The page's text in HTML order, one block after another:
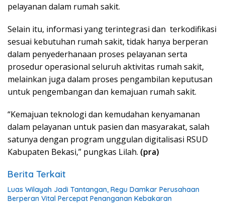
pelayanan dalam rumah sakit.
Selain itu, informasi yang terintegrasi dan terkodifikasi
sesuai kebutuhan rumah sakit, tidak hanya berperan
dalam penyederhanaan proses pelayanan serta
prosedur operasional seluruh aktivitas rumah sakit,
melainkan juga dalam proses pengambilan keputusan
untuk pengembangan dan kemajuan rumah sakit.
“Kemajuan teknologi dan kemudahan kenyamanan
dalam pelayanan untuk pasien dan masyarakat, salah
satunya dengan program unggulan digitalisasi RSUD
Kabupaten Bekasi,” pungkas Lilah. (pra)
Berita Terkait
Luas Wilayah Jadi Tantangan, Regu Damkar Perusahaan
Berperan Vital Percepat Penanganan Kebakaran